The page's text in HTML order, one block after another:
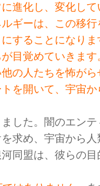
進化し、変化して
ギーは、この移行
することになり
目覚めていきま
の人たちを怖がら
を開いて、宇宙
した。闇のエンテ
求め、宇宙から
同盟は、彼らの目